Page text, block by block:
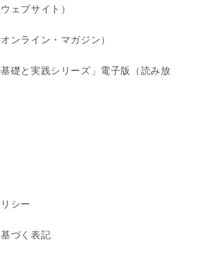
ェブサイト）
ンライン・マガジン）
基礎と実践シリーズ」電子版（読み放
シー
づく表記